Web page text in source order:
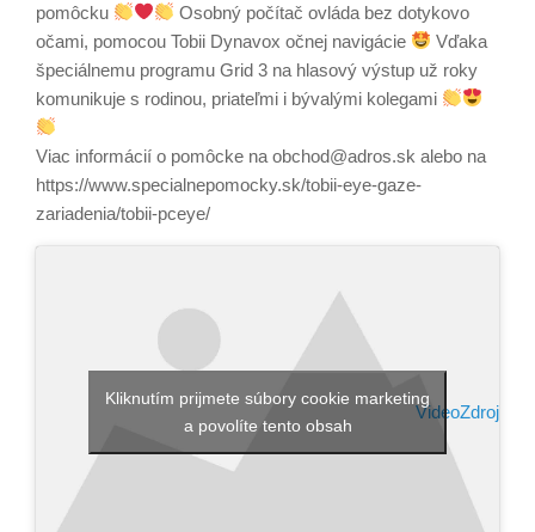
pomôcku
Osobný počítač ovláda bez dotykovo
očami, pomocou Tobii Dynavox očnej navigácie
Vďaka
špeciálnemu programu Grid 3 na hlasový výstup už roky
komunikuje s rodinou, priateľmi i bývalými kolegami
Viac informácií o pomôcke na obchod@adros.sk alebo na
https://www.specialnepomocky.sk/tobii-eye-gaze-
zariadenia/tobii-pceye/
VideoZdroj
Kliknutím prijmete súbory cookie marketing
a povolíte tento obsah